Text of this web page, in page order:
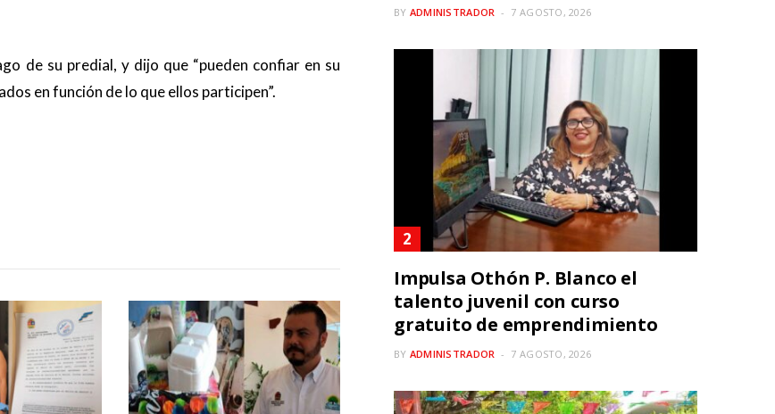
de su predial, y dijo que “pueden confiar en su
en función de lo que ellos participen”.
BY ADMINISTRADOR 7 AGOSTO, 2026
Impulsa Othón P. Blanco el
talento juvenil con curso
gratuito de emprendimiento
BY ADMINISTRADOR 7 AGOSTO, 2026